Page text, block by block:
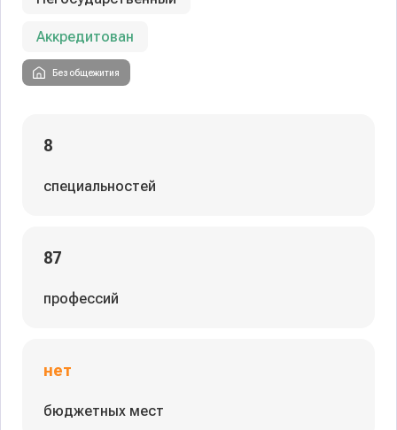
Аккредитован
Без общежития
8
специальностей
87
профессий
нет
бюджетных мест